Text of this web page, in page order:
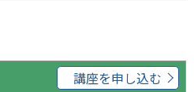
講座を申し込む